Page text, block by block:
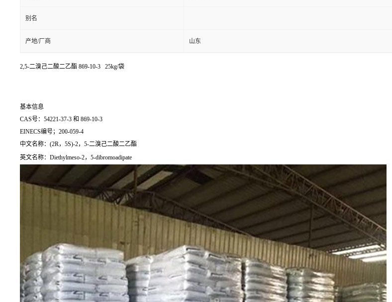
别名
产地/厂商 山东
2,5-二溴己二酸二乙酯 869-10-3 25kg/袋
基本信息
CAS号：54221-37-3 和 869-10-3
EINECS编号；200-059-4
中文名称：(2R，5S)-2，5-二溴己二酸二乙酯
英文名称：Diethylmeso-2，5-dibromoadipate